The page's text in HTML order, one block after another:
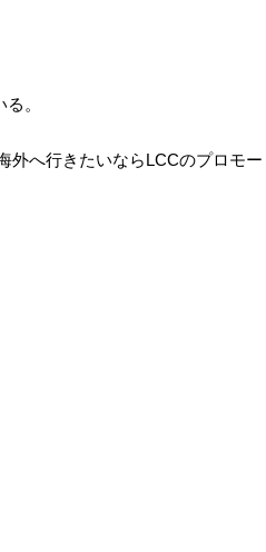
。
外へ行きたいならLCCのプロモー